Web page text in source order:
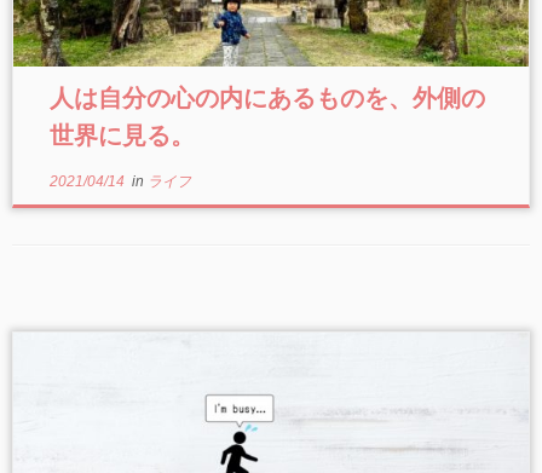
人は自分の心の内にあるものを、外側の
世界に見る。
2021/04/14 in ライフ